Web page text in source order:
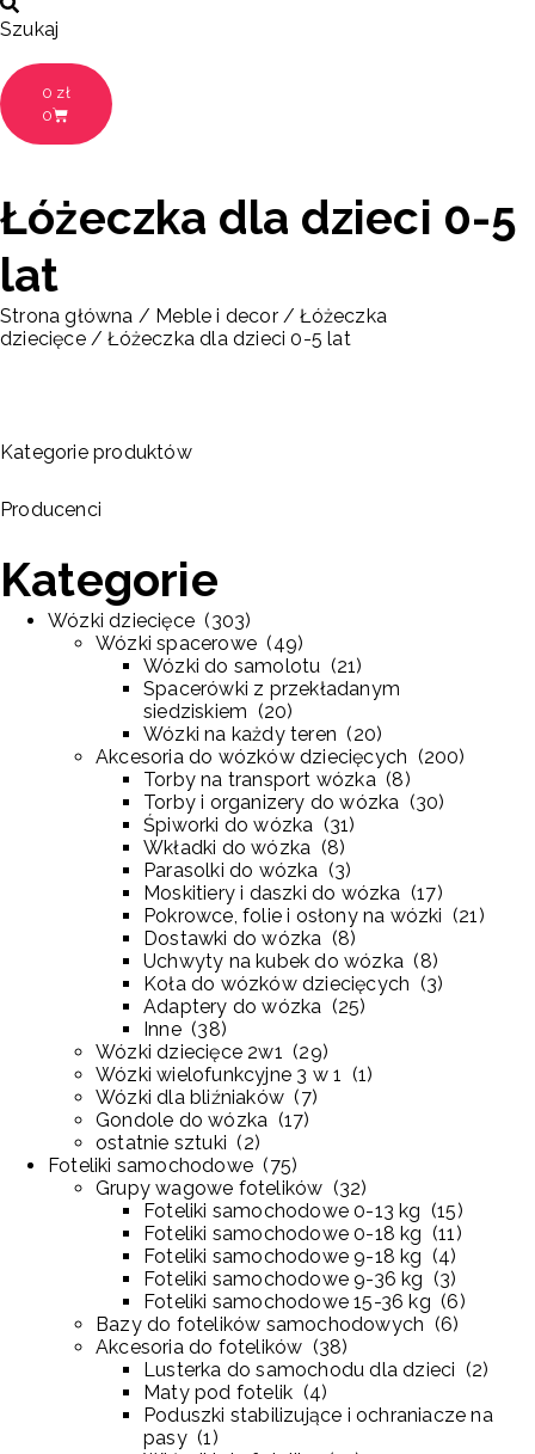
Szukaj
0 zł
0
Łóżeczka dla dzieci 0-5
lat
Strona główna / Meble i decor/Łóżeczka
dziecięce/ Łóżeczka dla dzieci 0-5 lat
Kategorie produktów
Producenci
Kategorie
Wózki dziecięce (303)
Wózki spacerowe (49)
Wózki do samolotu (21)
Spacerówki z przekładanym
siedziskiem (20)
Wózki na każdy teren (20)
Akcesoria do wózków dziecięcych (200)
Torby na transport wózka(8)
Torby i organizery do wózka (30)
Śpiworki do wózka (31)
Wkładki do wózka (8)
Parasolki do wózka (3)
Moskitiery i daszki do wózka (17)
Pokrowce, folie i osłony na wózki (21)
Dostawki do wózka (8)
Uchwyty na kubek do wózka (8)
Koła do wózków dziecięcych (3)
Adaptery do wózka (25)
Inne(38)
Wózki dziecięce 2w1 (29)
Wózki wielofunkcyjne 3 w 1 (1)
Wózki dla bliźniaków (7)
Gondole do wózka (17)
ostatnie sztuki (2)
Foteliki samochodowe (75)
Grupy wagowe fotelików (32)
Foteliki samochodowe 0-13 kg (15)
Foteliki samochodowe 0-18 kg (11)
Foteliki samochodowe 9-18 kg (4)
Foteliki samochodowe 9-36 kg (3)
Foteliki samochodowe 15-36 kg (6)
Bazy do fotelików samochodowych (6)
Akcesoria do fotelików (38)
Lusterka do samochodu dla dzieci (2)
Maty pod fotelik (4)
Poduszki stabilizujące i ochraniacze na
pasy(1)